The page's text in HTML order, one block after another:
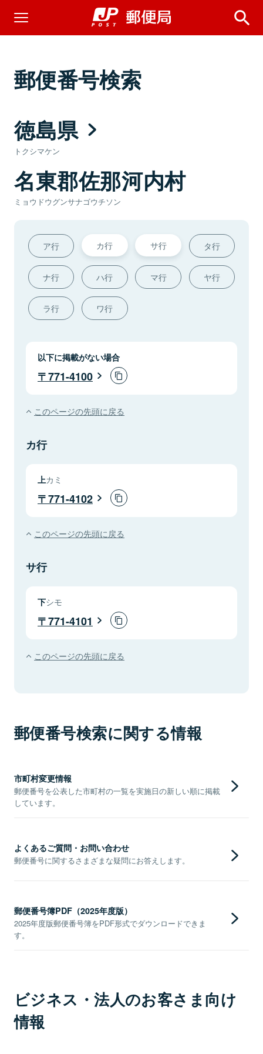
郵便番号検索
徳島県
トクシマケン
名東郡佐那河内村
ミョウドウグンサナゴウチソン
ア行 カ行 サ行 タ行
ナ行 ハ行 マ行 ヤ行
ラ行 ワ行
以下に掲載がない場合
771-4100
このページの先頭に戻る
カ行
上カミ
771-4102
このページの先頭に戻る
サ行
下シモ
771-4101
このページの先頭に戻る
郵便番号検索に関する情報
市町村変更情報
郵便番号を公表した市町村の一覧を実施日の新しい順に掲載
しています。
よくあるご質問・お問い合わせ
郵便番号に関するさまざまな疑問にお答えします。
郵便番号簿PDF（2025年度版）
2025年度版郵便番号簿をPDF形式でダウンロードできま
す。
ビジネス・法人のお客さま向け
情報